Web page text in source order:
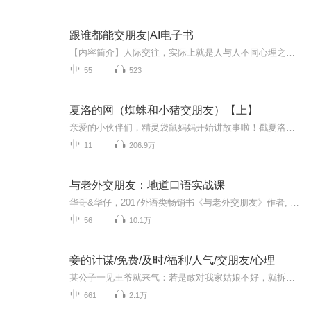
跟谁都能交朋友|AI电子书
55 523
夏洛的网（蜘蛛和小猪交朋友）【上】
11 206.9万
与老外交朋友：地道口语实战课
56 10.1万
妾的计谋/免费/及时/福利/人气/交朋友/心理
661 2.1万